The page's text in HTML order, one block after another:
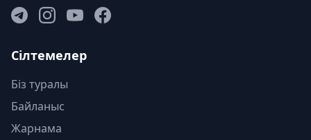
Сілтемелер
Біз туралы
Байланыс
Жарнама